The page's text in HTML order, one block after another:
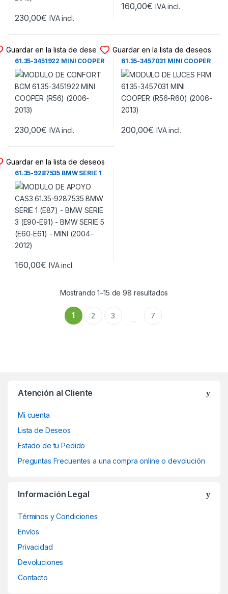
230,00€ IVA incl.
160,00€ IVA incl.
Guardar en la lista de deseos
MODULO DE CONFORT BCM
61.35-3451922 MINI COOPER
(R56) (2006-2013)
230,00€ IVA incl.
Guardar en la lista de deseos
MODULO DE LUCES FRM
61.35-3457031 MINI COOPER
(R56-R60) (2006-2013)
200,00€ IVA incl.
Guardar en la lista de deseos
MODULO DE APOYO CAS3
61.35-9287535 BMW SERIE 1
(E87) – BMW SERIE 3 (E90-
E91) – BMW SERIE 5 (E60-
E61) – MINI (2004-2012)
160,00€ IVA incl.
Mostrando 1–15 de 98 resultados
1 2 3 … 7
Atención al Cliente
Mi cuenta
Lista de Deseos
Estado de tu Pedido
Preguntas Frecuentes a una compra online o devolución
Información Legal
Términos y Condiciones
Envíos
Privacidad
Devoluciones
Contacto